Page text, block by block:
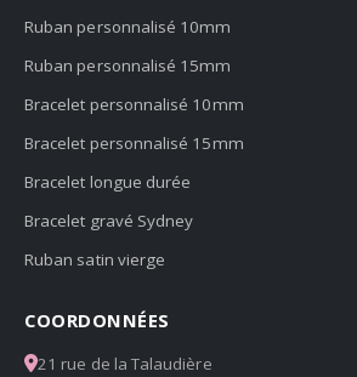
Ruban personnalisé 10mm
Ruban personnalisé 15mm
Bracelet personnalisé 10mm
Bracelet personnalisé 15mm
Bracelet longue durée
Bracelet gravé Sydney
Ruban satin vierge
COORDONNÉES
21 rue de la Talaudière